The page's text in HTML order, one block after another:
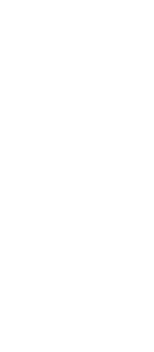
Brastemp
técnica